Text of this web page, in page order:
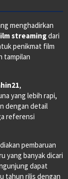
menghadirkan
streamingdari
penikmat film
tampilan
,
yang lebih rapi,
dengan detail
referensi
pembaruan
yang banyak dicari
dapat
tahun rilis dengan